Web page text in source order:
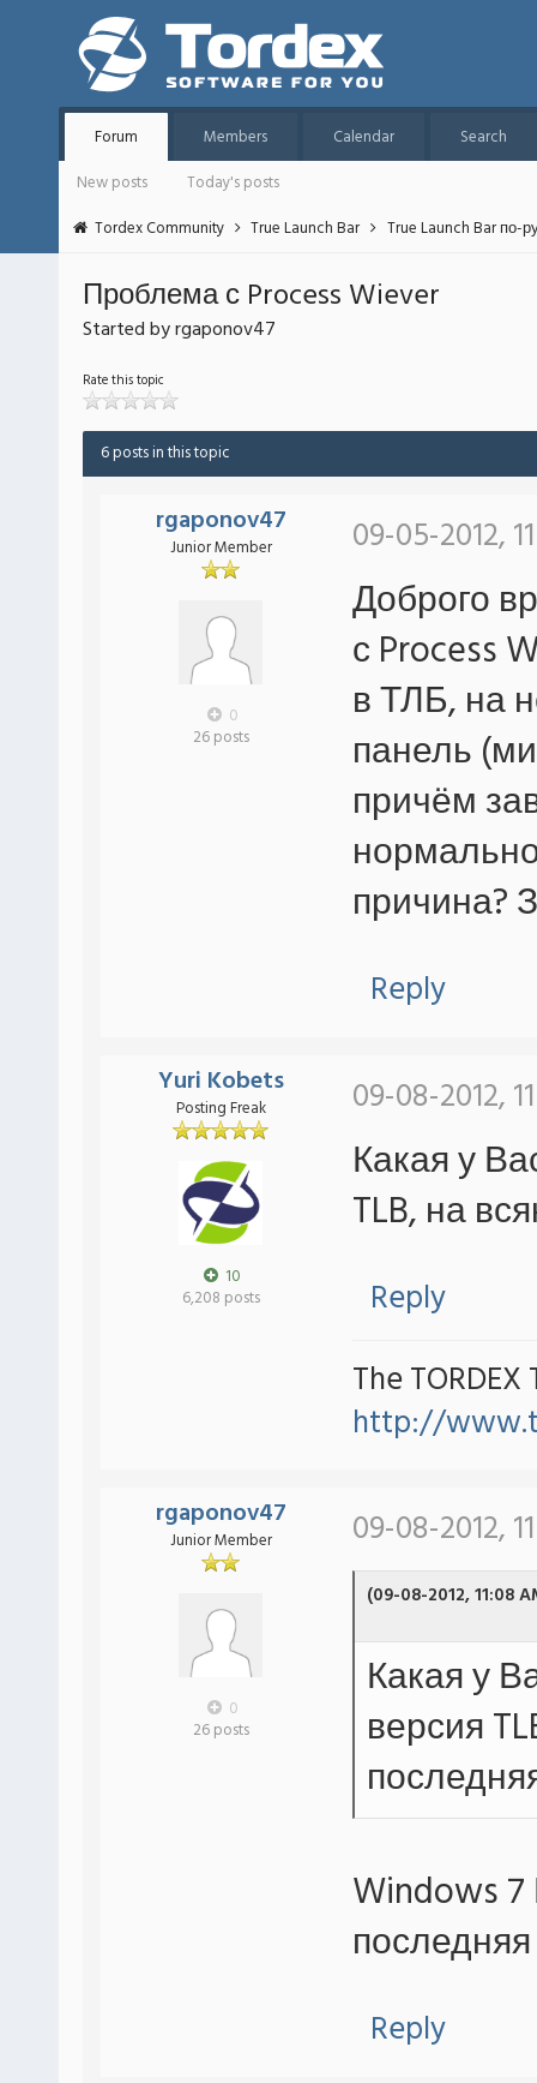
Forum Members Calendar
Search
New posts
Today's posts
Tordex Community
True Launch Bar True Launch Bar по-
Проблема с Process Wiever
Started by rgaponov47
Rate this topic
6 posts in this topic
rgaponov47
Junior Member
0
26 posts
09-05-2012,
Доброго
с Process
в ТЛБ, на
панель
причём
причина?
Reply
Yuri Kobets
Posting Freak
10
6,208 posts
09-08-2012,
Какая у
TLB, на
Reply
The TORDEX
http://
rgaponov47
Junior Member
0
26 posts
09-08-2012,
(09-08-2012, 11:08
Какая у
версия
Windows
последняя
Reply